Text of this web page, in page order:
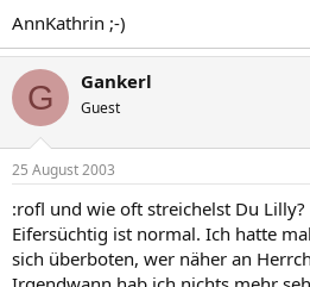
AnnKathrin ;-)
G Gankerl
Guest
25 August 2003
:rofl und wie oft streichelst Du Lilly?
Eifersüchtig ist normal. Ich hatte
sich überboten, wer näher an